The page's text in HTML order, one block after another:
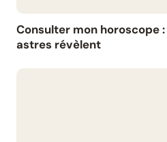
Consulter mon horoscope
astres révèlent